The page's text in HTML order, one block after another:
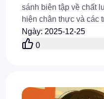
sánh biên tập về chất
hiện chân thực và các
để giúp những người
hợp.
Ngày: 2025-12-25
0